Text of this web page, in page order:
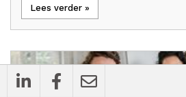
Lees verder »